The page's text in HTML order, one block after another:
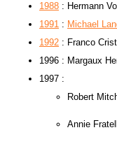
1988 : Hermann
1991 : Michael
1992 : Franco
1996 : Margaux
1997 :
Robert
Annie